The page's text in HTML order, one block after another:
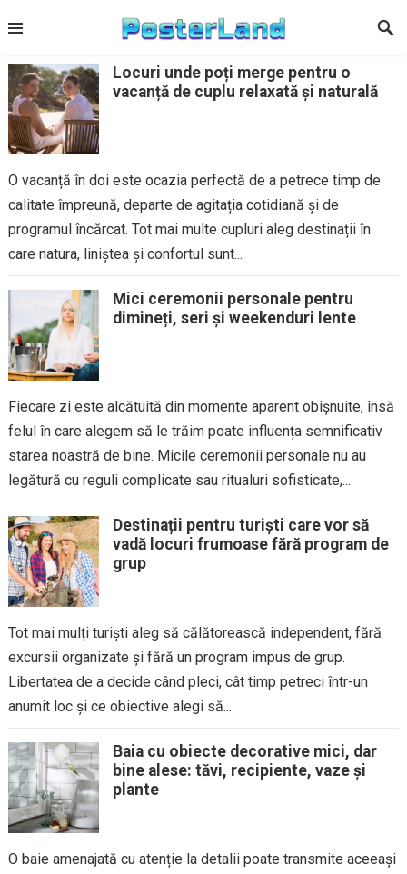
to
Locuri unde poți merge pentru o
vacanță de cuplu relaxată și naturală
O vacanță în doi este ocazia perfectă de a petrece timp de
calitate împreună, departe de agitația cotidiană și de
programul încărcat. Tot mai multe cupluri aleg destinații în
care natura, liniștea și confortul sunt...
Mici ceremonii personale pentru
dimineți, seri și weekenduri lente
Fiecare zi este alcătuită din momente aparent obișnuite, însă
felul în care alegem să le trăim poate influența semnificativ
starea noastră de bine. Micile ceremonii personale nu au
legătură cu reguli complicate sau ritualuri sofisticate,...
Destinații pentru turiști care vor să
vadă locuri frumoase fără program de
grup
Tot mai mulți turiști aleg să călătorească independent, fără
excursii organizate și fără un program impus de grup.
Libertatea de a decide când pleci, cât timp petreci într-un
anumit loc și ce obiective alegi să...
Baia cu obiecte decorative mici, dar
bine alese: tăvi, recipiente, vaze și
plante
O baie amenajată cu atenție la detalii poate transmite aceeași